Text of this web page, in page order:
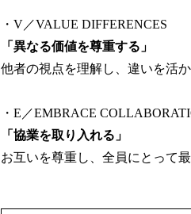
・V／VALUE DIFFERENCES
「異なる価値を尊重する」
他者の視点を理解し、違いを活
・E／EMBRACE
「協業を取り入れる」
お互いを尊重し、全員にとって